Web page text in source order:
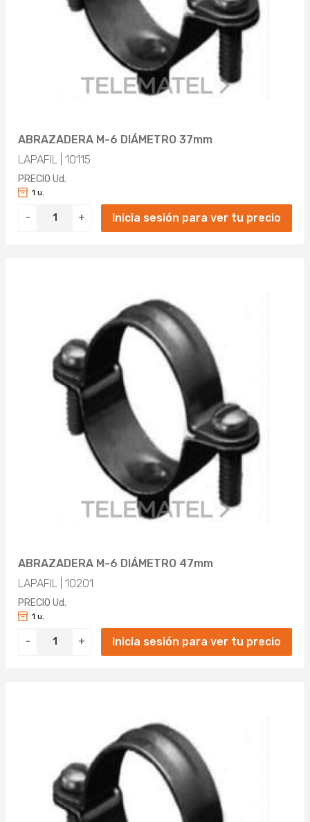
ABRAZADERA M-6 DIÁMETRO 37mm
LAPAFIL | 10115
PRECIO Ud.
- +
1 u.
Inicia sesión para ver tu precio
ABRAZADERA M-6 DIÁMETRO 47mm
LAPAFIL | 10201
PRECIO Ud.
- +
1 u.
Inicia sesión para ver tu precio